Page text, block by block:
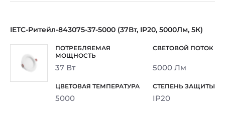
IETC-Ритейл-843075-37-5000 (37Вт, IP20, 5000Лм, 5К)
37 Вт 5000 Лм
5000 IP20